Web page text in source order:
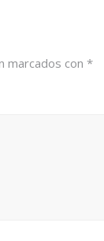
marcados con *